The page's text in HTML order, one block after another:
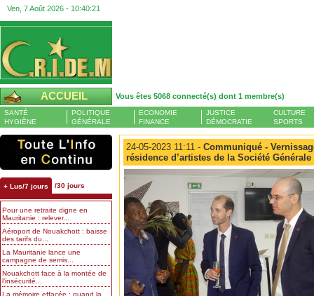
Ven, 7 Août 2026 - 10:40:23
ACCUEIL Vous êtes 5068 connecté(s) dont 1 membre(s)
SANTÉ
HYGIÈNE
POLITIQUE
GÉNÉRALE
ECONOMIE
FINANCE
JUSTICE
DÉMOCRATIE
CULTURE
SPORTS
+ Lus/7 jours /30 jours
Pour une retraite digne en
Mauritanie : relever...
Aéroport de Nouakchott : baisse
des tarifs du...
La Mauritanie lance une
campagne de semis...
Nouakchott face à la montée de
l’insécurité...
La mémoire effacée : quand la
24-05-2023 11:11 - Communiqué -
résidence d’artistes de la Société